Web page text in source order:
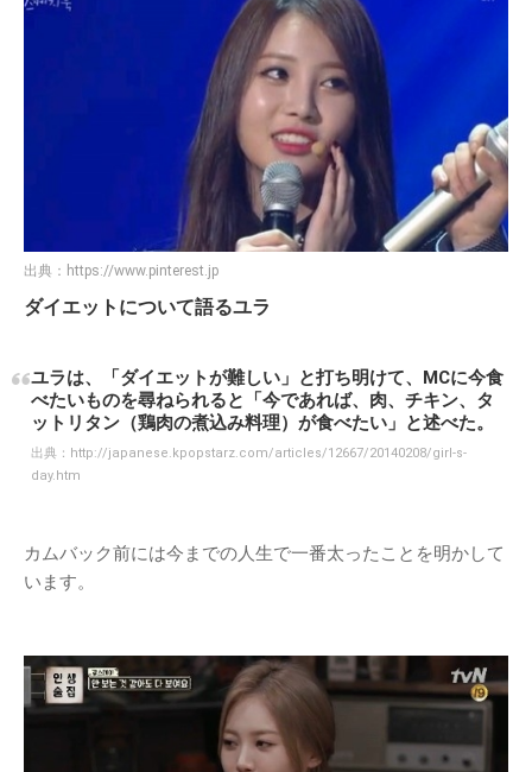
出典： https://www.pinterest.jp
ダイエットについて語るユラ
ユラは、「ダイエットが難しい」と打ち明けて、MCに今食
べたいものを尋ねられると「今であれば、肉、チキン、タ
ットリタン（鶏肉の煮込み料理）が食べたい」と述べた。
出典： http://japanese.kpopstarz.com/articles/12667/20140208/girl-s-
day.htm
カムバック前には今までの人生で一番太ったことを明かして
います。